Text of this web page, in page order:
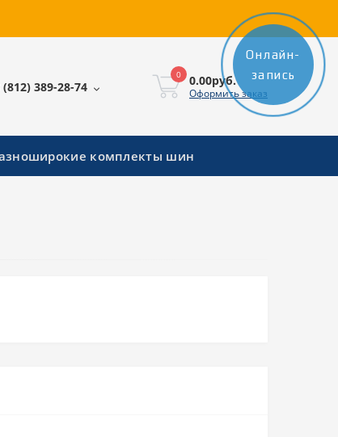
(812) 389-28-74
0 0.00руб.
Оформить заказ
комплекты шин
Онлайн-
запись